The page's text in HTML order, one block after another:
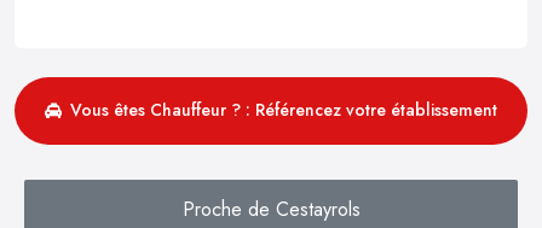
Vous êtes Chauffeur ? : Référencez votre établissement
Proche de Cestayrols